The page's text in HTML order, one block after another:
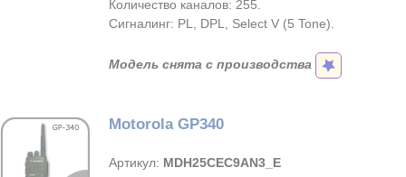
Количество каналов: 255.
Сигналинг: PL, DPL, Select V (5 Tone).
Модель снята с производства
Motorola GP340
Артикул: MDH25CEC9AN3_E